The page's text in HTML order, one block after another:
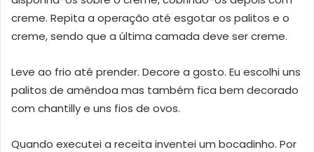
creme. Repita a operação até esgotar os palitos e o
creme, sendo que a última camada deve ser creme.
Leve ao frio até prender. Decore a gosto. Eu escolhi uns
palitos de amêndoa mas também fica bem decorado
com chantilly e uns fios de ovos.
Quando executei a receita inventei um bocadinho. Por